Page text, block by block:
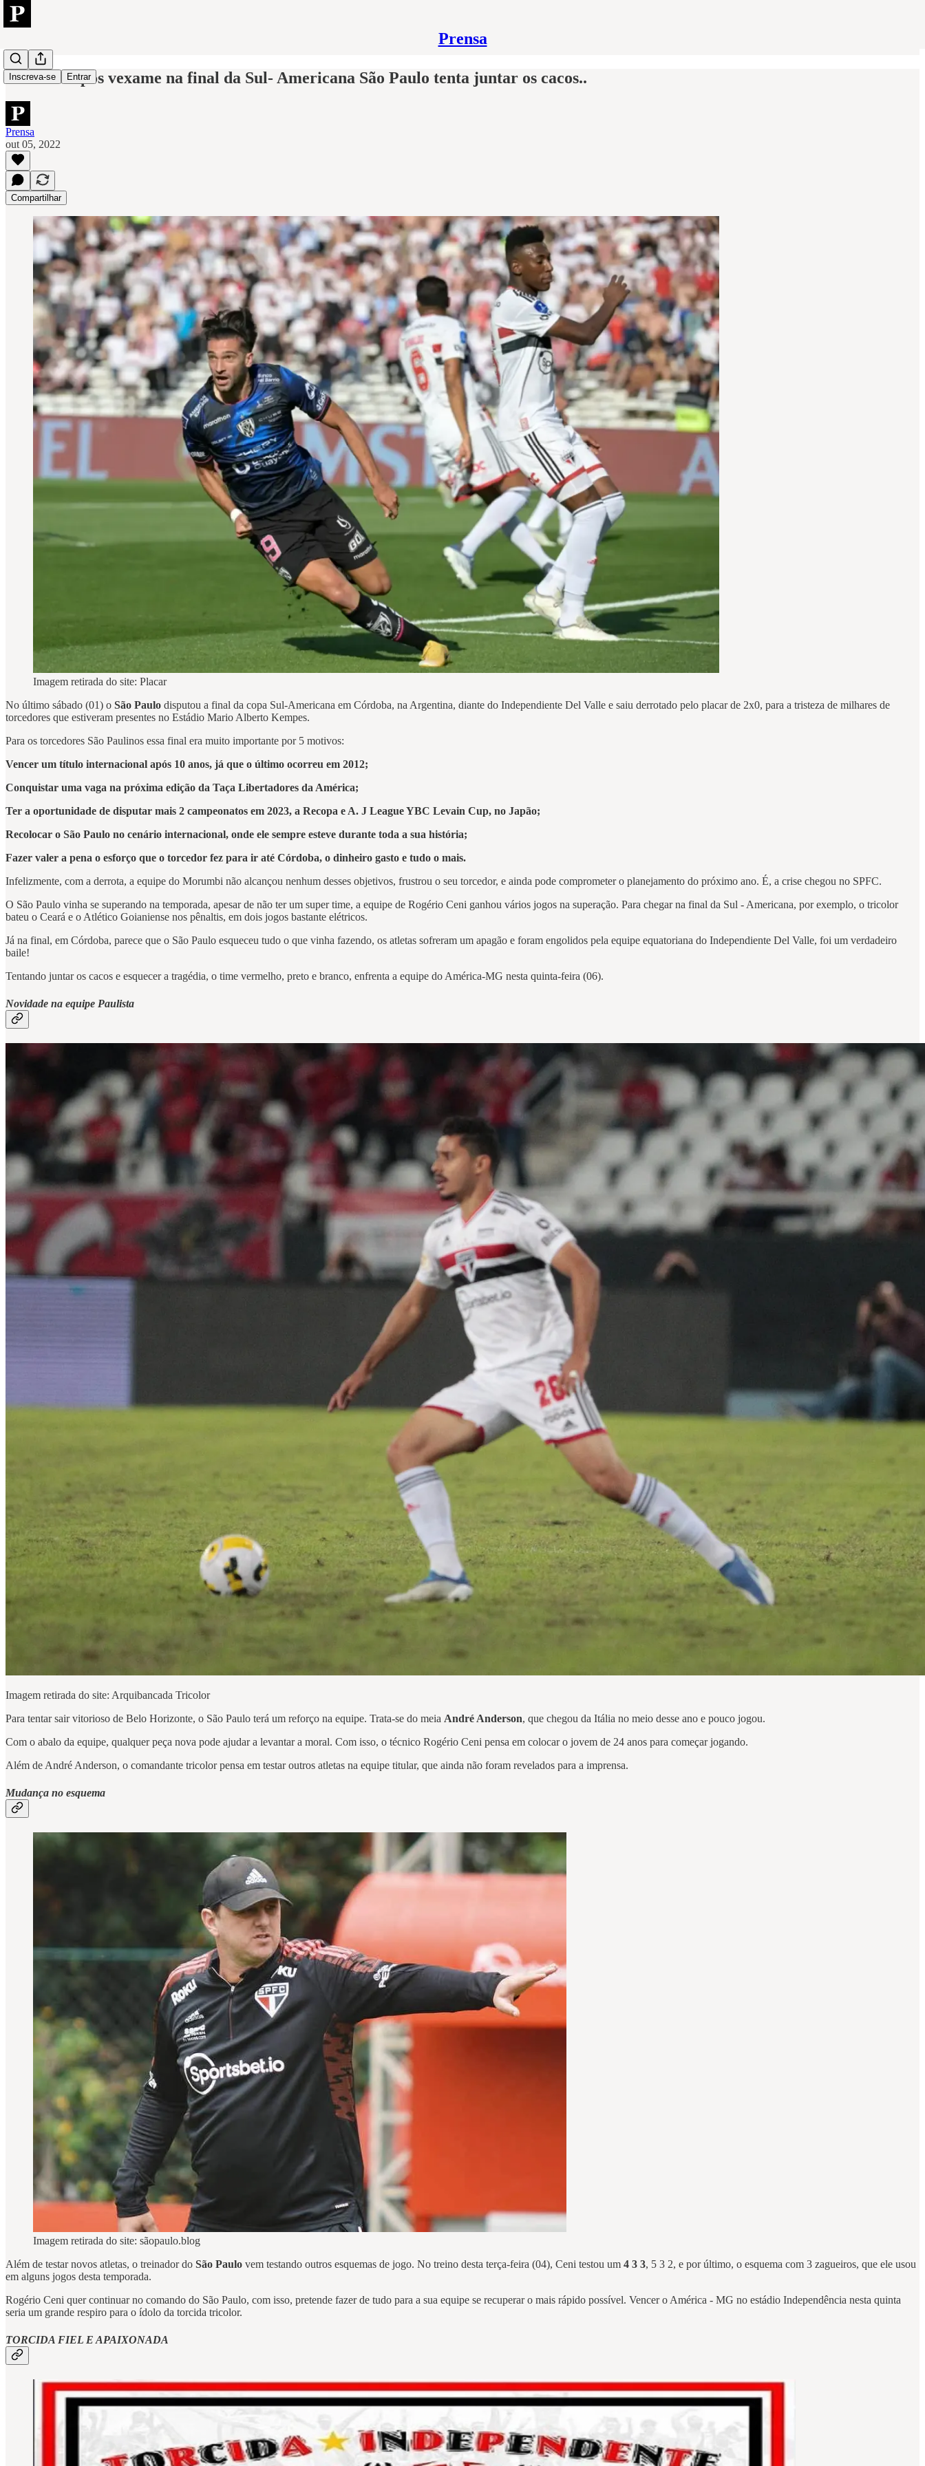
Prensa
Inscreva-se Entrar
Futebol: Após vexame na final da Sul- Americana São Paulo tenta juntar os cacos..
Prensa
out 05, 2022
Compartilhar
Imagem retirada do site: Placar
No último sábado (01) o São Paulo disputou a final da copa Sul-Americana em Córdoba, na Argentina, diante do Independiente Del Valle e saiu derrotado pelo placar de 2x0, para a tristeza de milhares de
torcedores que estiveram presentes no Estádio Mario Alberto Kempes.
Para os torcedores São Paulinos essa final era muito importante por 5 motivos:
Vencer um título internacional após 10 anos, já que o último ocorreu em 2012;
Conquistar uma vaga na próxima edição da Taça Libertadores da América;
Ter a oportunidade de disputar mais 2 campeonatos em 2023, a Recopa e A. J League YBC Levain Cup, no Japão;
Recolocar o São Paulo no cenário internacional, onde ele sempre esteve durante toda a sua história;
Fazer valer a pena o esforço que o torcedor fez para ir até Córdoba, o dinheiro gasto e tudo o mais.
Infelizmente, com a derrota, a equipe do Morumbi não alcançou nenhum desses objetivos, frustrou o seu torcedor, e ainda pode comprometer o planejamento do próximo ano. É, a crise chegou no SPFC.
O São Paulo vinha se superando na temporada, apesar de não ter um super time, a equipe de Rogério Ceni ganhou vários jogos na superação. Para chegar na final da Sul - Americana, por exemplo, o tricolor
bateu o Ceará e o Atlético Goianiense nos pênaltis, em dois jogos bastante elétricos.
Já na final, em Córdoba, parece que o São Paulo esqueceu tudo o que vinha fazendo, os atletas sofreram um apagão e foram engolidos pela equipe equatoriana do Independiente Del Valle, foi um verdadeiro
baile!
Tentando juntar os cacos e esquecer a tragédia, o time vermelho, preto e branco, enfrenta a equipe do América-MG nesta quinta-feira (06).
Novidade na equipe Paulista
Imagem retirada do site: Arquibancada Tricolor
Para tentar sair vitorioso de Belo Horizonte, o São Paulo terá um reforço na equipe. Trata-se do meia André Anderson, que chegou da Itália no meio desse ano e pouco jogou.
Com o abalo da equipe, qualquer peça nova pode ajudar a levantar a moral. Com isso, o técnico Rogério Ceni pensa em colocar o jovem de 24 anos para começar jogando.
Além de André Anderson, o comandante tricolor pensa em testar outros atletas na equipe titular, que ainda não foram revelados para a imprensa.
Mudança no esquema
Imagem retirada do site: sãopaulo.blog
Além de testar novos atletas, o treinador do São Paulo vem testando outros esquemas de jogo. No treino desta terça-feira (04), Ceni testou um 4 3 3, 5 3 2, e por último, o esquema com 3 zagueiros, que ele usou
em alguns jogos desta temporada.
Rogério Ceni quer continuar no comando do São Paulo, com isso, pretende fazer de tudo para a sua equipe se recuperar o mais rápido possível. Vencer o América - MG no estádio Independência nesta quinta
seria um grande respiro para o ídolo da torcida tricolor.
TORCIDA FIEL E APAIXONADA